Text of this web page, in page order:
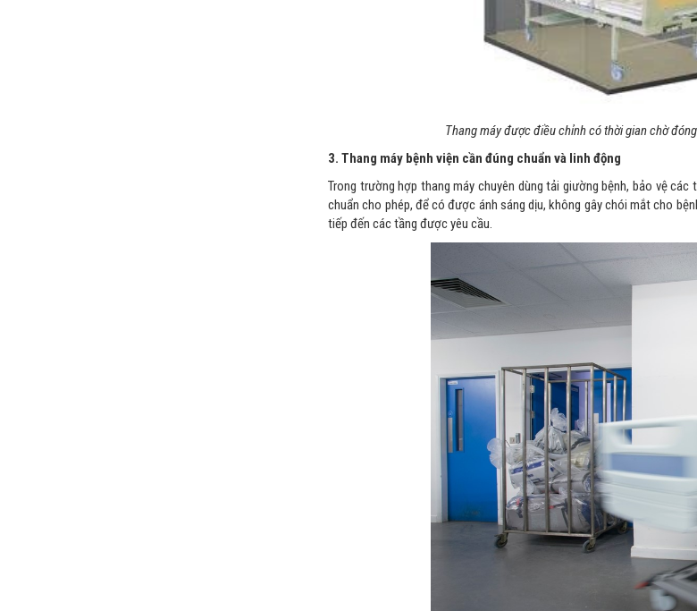
Thang máy được điều chỉnh có thời gian chờ
3. Thang máy bệnh viện cần đúng chuẩn và linh động
Trong trường hợp thang máy chuyên dùng tải giường bệnh, bảo vệ
chuẩn cho phép, để có được ánh sáng dịu, không gây chói mắt cho
tiếp đến các tầng được yêu cầu.